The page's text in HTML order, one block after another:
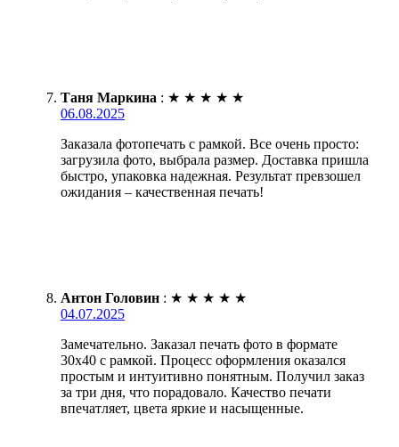
Таня Маркина : ★ ★ ★ ★ ★
06.08.2025
Заказала фотопечать с рамкой. Все очень просто:
загрузила фото, выбрала размер. Доставка пришла
быстро, упаковка надежная. Результат превзошел
ожидания – качественная печать!
Антон Головин : ★ ★ ★ ★ ★
04.07.2025
Замечательно. Заказал печать фото в формате
30х40 с рамкой. Процесс оформления оказался
простым и интуитивно понятным. Получил заказ
за три дня, что порадовало. Качество печати
впечатляет, цвета яркие и насыщенные.